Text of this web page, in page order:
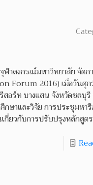
ฬาลงกรณ์มหาวิทยาลัย จัด
Forum 2016) เมื่อวันศุก
อร์ท บางแสน จังหวัดชลบุ
ษาและวิจัย การประชุมหา
กี่ยวกับการปรับปรุงหลักสูต